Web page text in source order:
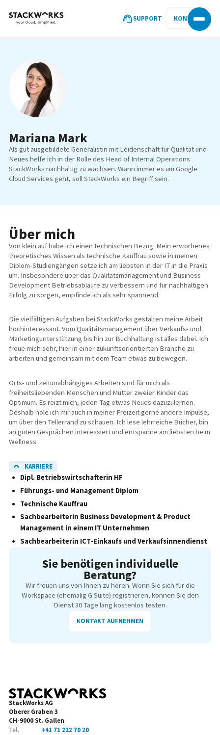
SUPPORT KONTAKT
Mariana Mark
Als gut ausgebildete Generalistin mit Leidenschaft für Qualität und
Neues helfe ich in der Rolle des Head of Internal Operations
StackWorks nachhaltig zu wachsen. Wann immer es um Google
Cloud Services geht, soll StackWorks ein Begriff sein.
Über mich
Von klein auf habe ich einen technischen Bezug. Mein erworbenes
theoretisches Wissen als technische Kauffrau sowie in meinen
Diplom-Studiengängen setze ich am liebsten in der IT in die Praxis
um. Insbesondere über das Qualitätsmanagement und Business
Development Betriebsabläufe zu verbessern und für nachhaltigen
Erfolg zu sorgen, empfinde ich als sehr spannend.
Die vielfältigen Aufgaben bei StackWorks gestalten meine Arbeit
hochinteressant. Vom Qualitätsmanagement über Verkaufs- und
Marketingunterstützung bis hin zur Buchhaltung ist alles dabei. Ich
freue mich sehr, hier in einer zukunftsorientierten Branche zu
arbeiten und gemeinsam mit dem Team etwas zu bewegen.
Orts- und zeitunabhängiges Arbeiten sind für mich als
freiheitsliebenden Menschen und Mutter zweier Kinder das
Optimum. Es reizt mich, jeden Tag etwas Neues dazuzulernen.
Deshalb hole ich mir auch in meiner Freizeit gerne andere Impulse,
um über den Tellerrand zu schauen. Ich lese lehrreiche Bücher, bin
an guten Gesprächen interessiert und entspanne am liebsten beim
Wellness.
KARRIERE
Dipl. Betriebswirtschafterin HF
Führungs- und Management Diplom
Technische Kauffrau
Sachbearbeiterin Business Development & Product
Management in einem IT Unternehmen
Sachbearbeiterin ICT-Einkaufs und Verkaufsinnendienst
Sie benötigen individuelle
Beratung?
Wir freuen uns von Ihnen zu hören. Wenn Sie sich für die
Workspace (ehemalig G Suite) registrieren, können Sie den
Dienst 30 Tage lang kostenlos testen.
KONTAKT AUFNEHMEN
StackWorks AG
Oberer Graben 3
CH-9000 St. Gallen
Tel.
+41 71 222 70 20